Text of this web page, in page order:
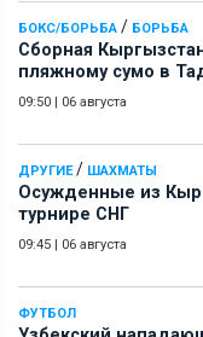
БОКС/БОРЬБА / БОРЬБА
Сборная
пляжному сумо в
09:50 | 06 августа
ДРУГИЕ/ ШАХМАТЫ
Осужденные из
турнире СНГ
09:45 | 06 августа
ФУТБОЛ